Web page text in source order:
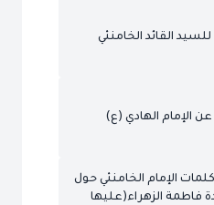
القائد الخامنئي
عن الإمام الهادي (ع)
الإمام الخامنئي حول
فاطمة الزهراء(عليها